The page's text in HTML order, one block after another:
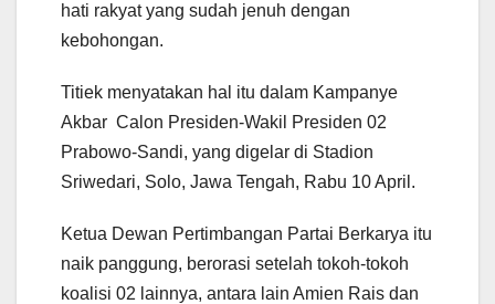
hati rakyat yang sudah jenuh dengan
kebohongan.
Titiek menyatakan hal itu dalam Kampanye
Akbar Calon Presiden-Wakil Presiden 02
Prabowo-Sandi, yang digelar di Stadion
Sriwedari, Solo, Jawa Tengah, Rabu 10 April.
Ketua Dewan Pertimbangan Partai Berkarya itu
naik panggung, berorasi setelah tokoh-tokoh
koalisi 02 lainnya, antara lain Amien Rais dan